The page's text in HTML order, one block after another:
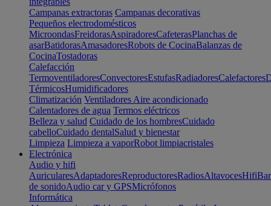
Campanas extractoras Campanas decorativas
Pequeños electrodomésticos
MicroondasFreidorasAspiradoresCafeterasPlanchas de
asarBatidorasAmasadoresRobots de CocinaBalanzas de
CocinaTostadoras
Calefacción
TermoventiladoresConvectoresEstufasRadiadoresCalefactores
TérmicosHumidificadores
Climatización Ventiladores Aire acondicionado
Calentadores de agua Termos eléctricos
Belleza y salud Cuidado de los hombresCuidado
cabelloCuidado dentalSalud y bienestar
Limpieza Limpieza a vaporRobot limpiacristales
Electrónica
Audio y hifi
AuricularesAdaptadoresReproductoresRadiosAltavocesHifi
de sonidoAudio car y GPSMicrófonos
Informática